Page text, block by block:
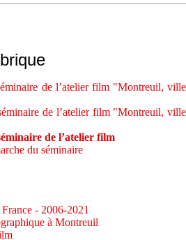
de l’atelier film "Montreuil, ville
de l’atelier film "Montreuil, ville
de l’atelier film
du séminaire
- 2006-2021
à Montreuil